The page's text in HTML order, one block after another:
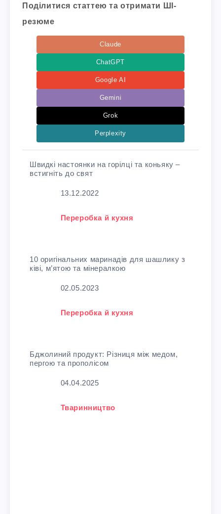
Поділитися статтею та отримати ШІ-
резюме
Claude
ChatGPT
Google AI
Gemini
Grok
Perplexity
Швидкі настоянки на горілці та коньяку –
встигніть до свят
13.12.2022
У зв'язку з тим, що
Переробка й кухня
10 оригінальних маринадів для шашлику з
ківі, м’ятою та мінералкою
02.05.2023
У зв'язку з тим, що
Переробка й кухня
Бджолиний продукт: Різниця між медом,
пергою та прополісом
04.04.2025
У зв'язку з тим, що
Тваринництво